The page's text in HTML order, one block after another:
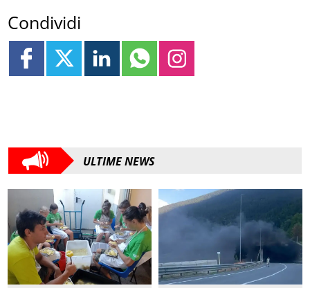
Condividi
ULTIME NEWS